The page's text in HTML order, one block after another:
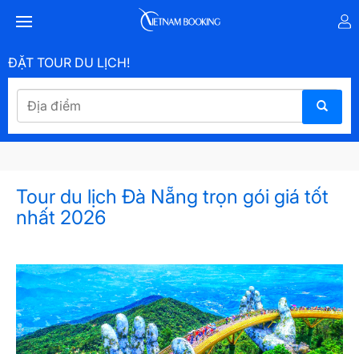
ĐẶT TOUR DU LỊCH!
Tour du lịch Đà Nẵng trọn gói giá tốt
nhất 2026